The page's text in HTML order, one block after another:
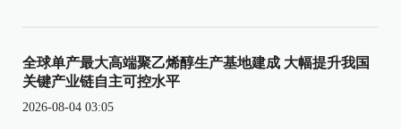
全球单产最大高端聚乙烯醇生产基地建成 大幅提升我国
关键产业链自主可控水平
2026-08-04 03:05